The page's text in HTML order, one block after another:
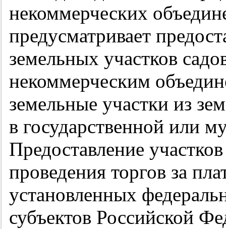
некоммерческих
предусматривает
земельных участков
некоммерческим
земельные участки из
в государственной или
Предоставление
проведения торгов за
установленных
субъектов Российской